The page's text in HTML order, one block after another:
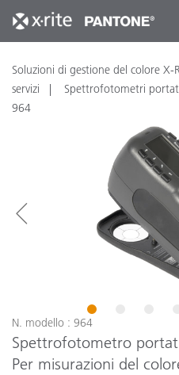
Soluzioni di gestione del colore X-
servizi
Spettrofotometri
964
1
N. modello : 964
Spettrofotometro
Per misurazioni del